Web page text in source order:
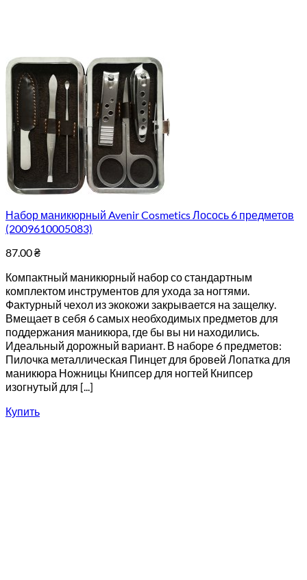
Набор маникюрный Avenir Cosmetics Лосось 6 предметов
(2009610005083)
87.00₴
Компактный маникюрный набор со стандартным
комплектом инструментов для ухода за ногтями.
Фактурный чехол из экокожи закрывается на защелку.
Вмещает в себя 6 самых необходимых предметов для
поддержания маникюра, где бы вы ни находились.
Идеальный дорожный вариант. В наборе 6 предметов:
Пилочка металлическая Пинцет для бровей Лопатка для
маникюра Ножницы Книпсер для ногтей Книпсер
изогнутый для [...]
Купить